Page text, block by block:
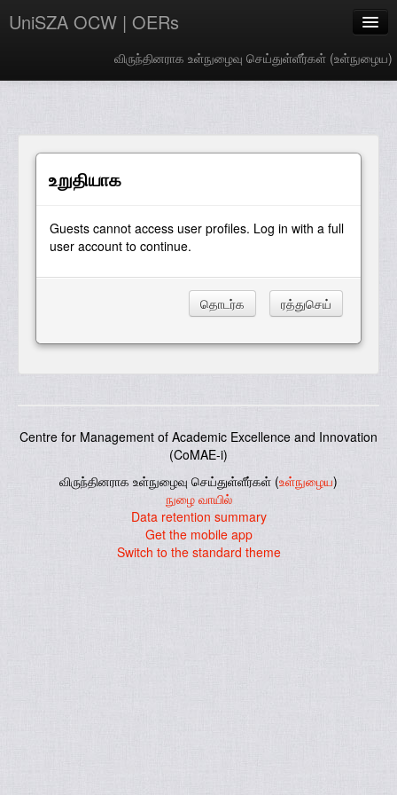
UniSZA OCW | OERs
விருந்தினராக உள்நுழைவு செய்துள்ளீர்கள் (உள்நுழைய)
Tamil ‎(ta)‎
உறுதியாக
Guests cannot access user profiles. Log in with a full
user account to continue.
Centre for Management of Academic Excellence and Innovation
(CoMAE-i)
விருந்தினராக உள்நுழைவு செய்துள்ளீர்கள் (உள்நுழைய)
நுழை வாயில்
Data retention summary
Get the mobile app
Switch to the standard theme